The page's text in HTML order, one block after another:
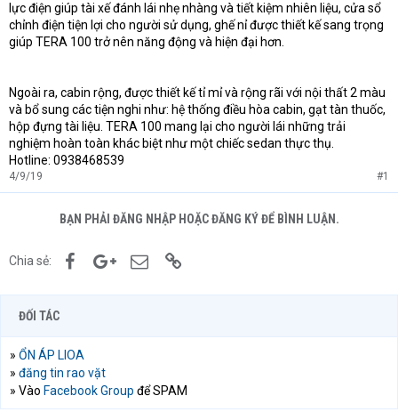
lực điện giúp tài xế đánh lái nhẹ nhàng và tiết kiệm nhiên liệu, cửa sổ
chỉnh điện tiện lợi cho người sử dụng, ghế nỉ được thiết kế sang trọng
giúp TERA 100 trở nên năng động và hiện đại hơn.
Ngoài ra, cabin rộng, được thiết kế tỉ mỉ và rộng rãi với nội thất 2 màu
và bổ sung các tiện nghi như: hệ thống điều hòa cabin, gạt tàn thuốc,
hộp đựng tài liệu. TERA 100 mang lại cho người lái những trải
nghiệm hoàn toàn khác biệt như một chiếc sedan thực thụ.
Hotline: 0938468539
4/9/19 #1
BẠN PHẢI ĐĂNG NHẬP HOẶC ĐĂNG KÝ ĐỂ BÌNH LUẬN.
Chia sẻ: FacebookGoogle+Email
ĐỐI TÁC
» ỔN ÁP LIOA
» đăng tin rao vặt
» Vào Facebook Group để SPAM